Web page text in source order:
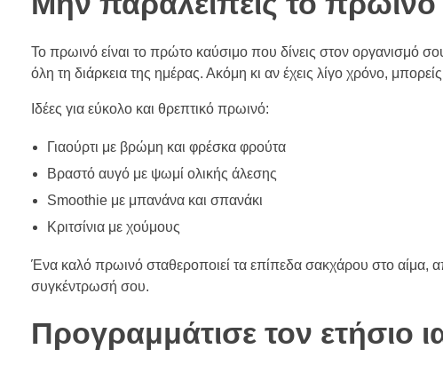
Το πρωινό είναι το πρώτο καύσιμο που δίνεις στον οργανισμό
όλη τη διάρκεια της ημέρας. Ακόμη κι αν έχεις λίγο χρόνο,
Ιδέες για εύκολο και θρεπτικό πρωινό:
Γιαούρτι με βρώμη και φρέσκα φρούτα
Βραστό αυγό με ψωμί ολικής άλεσης
Smoothie με μπανάνα και σπανάκι
Κριτσίνια με χούμους
Ένα καλό πρωινό σταθεροποιεί τα επίπεδα σακχάρου στο αίμα,
συγκέντρωσή σου.
Προγραμμάτισε τον ετήσιο